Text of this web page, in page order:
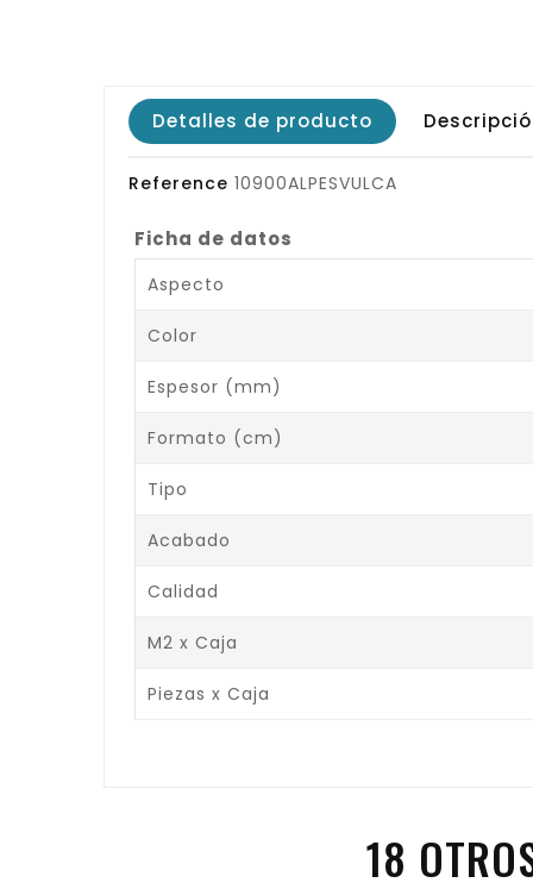
Detalles de producto
Reference 10900ALPESVULCA
Ficha de datos
Aspecto
Color
Espesor (mm)
Formato (cm)
Tipo
Acabado
Calidad
M2 x Caja
Piezas x Caja
18